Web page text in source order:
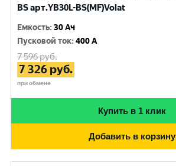
BS арт.YB30L-BS(MF)Volat
Емкость:30 Ач
Пусковой ток:400 A
7 596руб.
7 326 руб.
при обмене
Купить в 1 клик
Добавить в корзину